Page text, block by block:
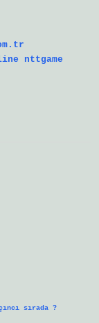
nttgame
sırada ?